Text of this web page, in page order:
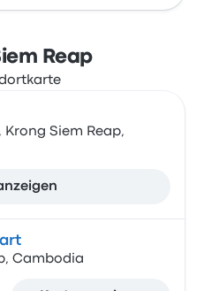
Reap
Krong Siem Reap,
Cambodia